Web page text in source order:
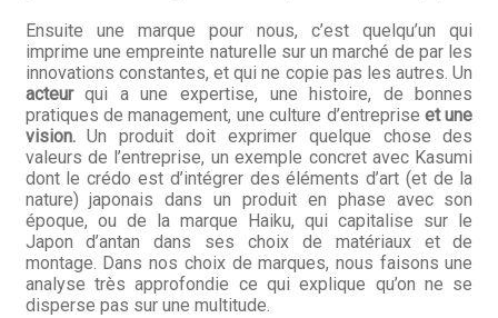
Questions / Réponses
Questions-Réponses?
Revendeurs
Revue de presse
Téléchargements
Thank you for booking
Ensuite une marque pour nous, c’est quelqu’un qui
imprime une empreinte naturelle sur un marché de par les
innovations constantes, et qui ne copie pas les autres. Un
acteurqui a une expertise, une histoire, de bonnes
pratiques de management, une culture d’entreprise et une
vision.Un produit doit exprimer quelque chose des
valeurs de l’entreprise, un exemple concret avec Kasumi
dont le crédo est d’intégrer des éléments d’art (et de la
nature) japonais dans un produit en phase avec son
époque, ou de la marque Haiku, qui capitalise sur le
Japon d’antan dans ses choix de matériaux et de
montage. Dans nos choix de marques, nous faisons une
analyse très approfondie ce qui explique qu’on ne se
disperse pas sur une multitude.